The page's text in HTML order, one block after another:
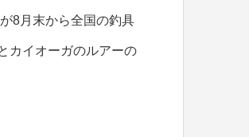
8月末から全国の釣具
カイオーガのルアーの